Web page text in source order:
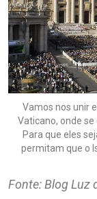
Vamos nos unir
Vaticano, onde
Para que eles
permitam que o
Fonte: Blog Luz